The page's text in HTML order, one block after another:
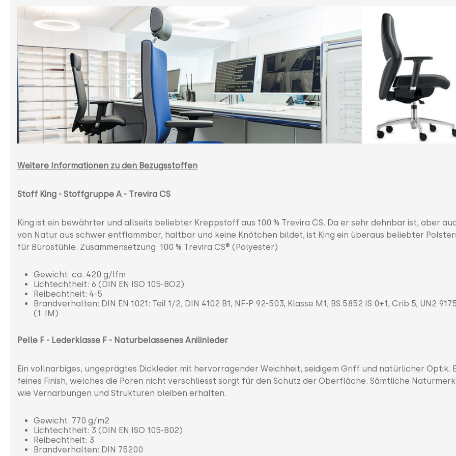
Weitere Informationen zu den Bezugsstoffen
Stoff King - Stoffgruppe A - Trevira CS
King ist ein bewährter und allseits beliebter Kreppstoff aus 100 % Trevira CS. Da er sehr dehnbar ist, aber
von Natur aus schwer entflammbar, haltbar und keine Knötchen bildet, ist King ein überaus beliebter
für Bürostühle. Zusammensetzung: 100 % Trevira CS® (Polyester)
Gewicht: ca. 420 g/lfm
Lichtechtheit: 6 (DIN EN ISO 105-BO2)
Reibechtheit: 4-5
Brandverhalten: DIN EN 1021: Teil 1/2, DIN 4102 B1, NF-P 92-503, Klasse M1, BS 5852 IS 0+1, Crib 5, UN2
(1. IM)
Pelle F - Lederklasse F - Naturbelassenes Anilinleder
Ein vollnarbiges, ungeprägtes Dickleder mit hervorragender Weichheit, seidigem Griff und natürlicher Optik.
feines Finish, welches die Poren nicht verschliesst sorgt für den Schutz der Oberfläche. Sämtliche
wie Vernarbungen und Strukturen bleiben erhalten.
Gewicht: 770 g/m2
Lichtechtheit: 3 (DIN EN ISO 105-B02)
Reibechtheit: 3
Brandverhalten: DIN 75200